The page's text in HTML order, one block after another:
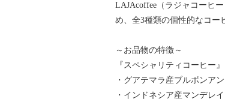
LAJAcoffee（ラジャコーヒ
め、全3種類の個性的なコー
～お品物の特徴～
『スペシャリティコーヒー』
・グアテマラ産ブルボンア
・インドネシア産マンデレ